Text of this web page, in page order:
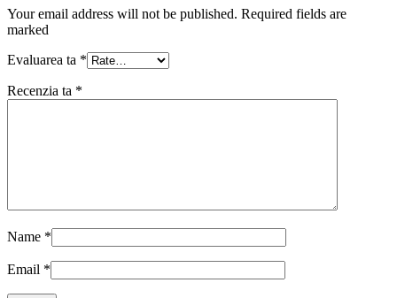
Your email address will not be published. Required fields are
marked
Evaluarea ta *
Recenzia ta *
Name *
Email *